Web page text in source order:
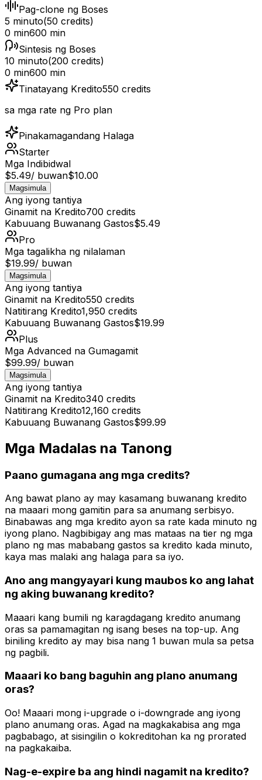
Pag-clone ng Boses
5 minuto(50 credits)
0 min600 min
Sintesis ng Boses
10 minuto(200 credits)
0 min600 min
Tinatayang Kredito550 credits
sa mga rate ng Pro plan
Pinakamagandang Halaga
Starter
Mga Indibidwal
$5.49/ buwan$10.00
Magsimula
Ang iyong tantiya
Ginamit na Kredito700 credits
Kabuuang Buwanang Gastos$5.49
Pro
Mga tagalikha ng nilalaman
$19.99/ buwan
Magsimula
Ang iyong tantiya
Ginamit na Kredito550 credits
Natitirang Kredito1,950 credits
Kabuuang Buwanang Gastos$19.99
Plus
Mga Advanced na Gumagamit
$99.99/ buwan
Magsimula
Ang iyong tantiya
Ginamit na Kredito340 credits
Natitirang Kredito12,160 credits
Kabuuang Buwanang Gastos$99.99
Mga Madalas na Tanong
Paano gumagana ang mga credits?
Ang bawat plano ay may kasamang buwanang kredito
na maaari mong gamitin para sa anumang serbisyo.
Binabawas ang mga kredito ayon sa rate kada minuto ng
iyong plano. Nagbibigay ang mas mataas na tier ng mga
plano ng mas mababang gastos sa kredito kada minuto,
kaya mas malaki ang halaga para sa iyo.
Ano ang mangyayari kung maubos ko ang lahat
ng aking buwanang kredito?
Maaari kang bumili ng karagdagang kredito anumang
oras sa pamamagitan ng isang beses na top-up. Ang
biniling kredito ay may bisa nang 1 buwan mula sa petsa
ng pagbili.
Maaari ko bang baguhin ang plano anumang
oras?
Oo! Maaari mong i-upgrade o i-downgrade ang iyong
plano anumang oras. Agad na magkakabisa ang mga
pagbabago, at sisingilin o kokreditohan ka ng prorated
na pagkakaiba.
Nag-e-expire ba ang hindi nagamit na kredito?